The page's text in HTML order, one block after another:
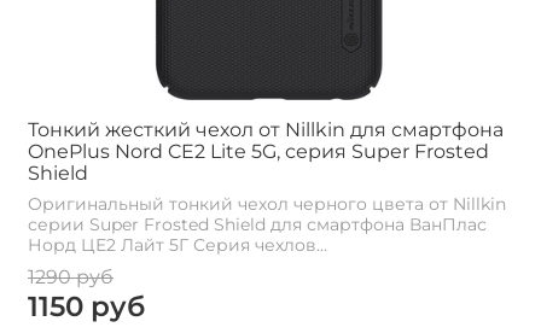
Тонкий жесткий чехол от Nillkin для смартфона
OnePlus Nord CE2 Lite 5G, серия Super Frosted
Shield
Оригинальный тонкий чехол черного цвета от Nillkin
серии Super Frosted Shield для смартфона ВанПлас
Норд ЦЕ2 Лайт 5Г Cерия чехлов...
1290 руб
1150 руб